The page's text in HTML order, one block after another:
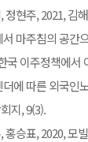
정현주, 2021, 김
마주침의 공간
국 이주정책에서
에 따른 외국인
지, 9(3).
홍승표, 2020, 모